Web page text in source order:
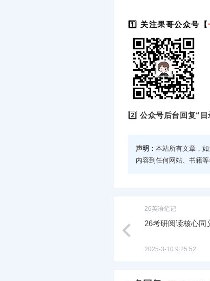
1️⃣ 关注果哥公众号【
2️⃣公众号后台回复“目
声明： 本站所有文章，
内容到任何网站、书籍
26英语笔记
26考研阅读核心同
2025-3-10 9:25:52